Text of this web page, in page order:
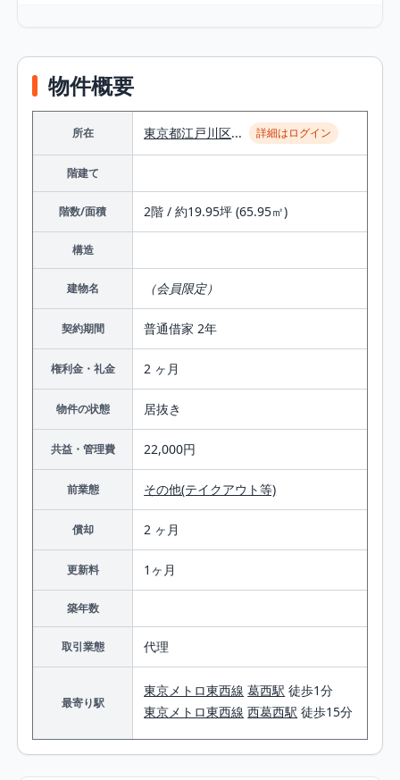
物件概要
所在 東京都江戸川区... 詳細はログイン
階建て
階数/面積 2階 / 約19.95坪 (65.95㎡)
構造
建物名 （会員限定）
契約期間 普通借家 2年
権利金・礼金 2 ヶ月
物件の状態 居抜き
共益・管理費 22,000円
前業態 その他(テイクアウト等)
償却 2 ヶ月
更新料 1ヶ月
築年数
取引業態 代理
最寄り駅
東京メトロ東西線 葛西駅 徒歩1分
東京メトロ東西線 西葛西駅 徒歩15分